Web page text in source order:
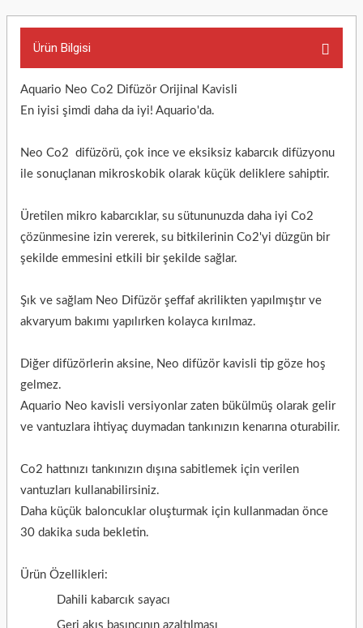
Ürün Bilgisi
Aquario Neo Co2 Difüzör Orijinal Kavisli
En iyisi şimdi daha da iyi! Aquario'da.
Neo Co2 difüzörü, çok ince ve eksiksiz kabarcık difüzyonu
ile sonuçlanan mikroskobik olarak küçük deliklere sahiptir.
Üretilen mikro kabarcıklar, su sütununuzda daha iyi Co2
çözünmesine izin vererek, su bitkilerinin Co2'yi düzgün bir
şekilde emmesini etkili bir şekilde sağlar.
Şık ve sağlam Neo Difüzör şeffaf akrilikten yapılmıştır ve
akvaryum bakımı yapılırken kolayca kırılmaz.
Diğer difüzörlerin aksine, Neo difüzör kavisli tip göze hoş
gelmez.
Aquario Neo kavisli versiyonlar zaten bükülmüş olarak gelir
ve vantuzlara ihtiyaç duymadan tankınızın kenarına oturabilir.
Co2 hattınızı tankınızın dışına sabitlemek için verilen
vantuzları kullanabilirsiniz.
Daha küçük baloncuklar oluşturmak için kullanmadan önce
30 dakika suda bekletin.
Ürün Özellikleri:
Dahili kabarcık sayacı
Geri akış basıncının azaltılması